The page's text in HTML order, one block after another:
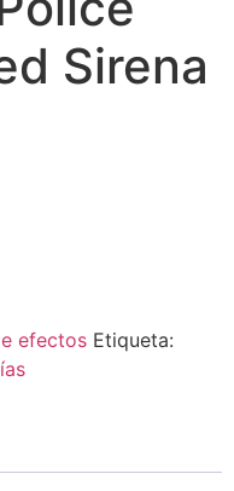
Sirena
efectos Etiqueta: